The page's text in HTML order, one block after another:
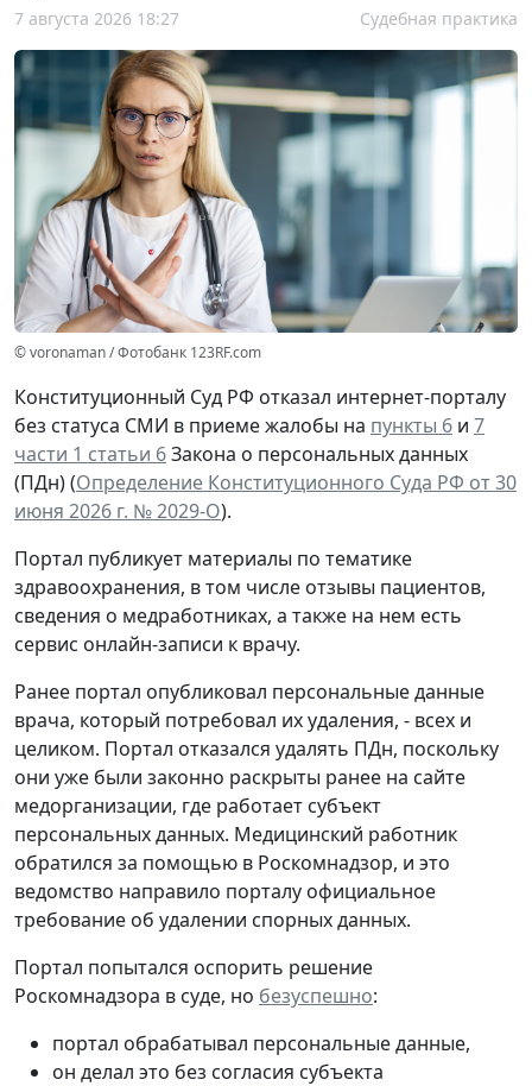
7 августа 2026 18:27 Судебная практика
© voronaman / Фотобанк 123RF.com
Конституционный Суд РФ отказал интернет-порталу
без статуса СМИ в приеме жалобы на пункты 6 и 7
части 1 статьи 6Закона о персональных данных
(ПДн) (Определение Конституционного Суда РФ от 30
июня 2026 г. № 2029-О).
Портал публикует материалы по тематике
здравоохранения, в том числе отзывы пациентов,
сведения о медработниках, а также на нем есть
сервис онлайн-записи к врачу.
Ранее портал опубликовал персональные данные
врача, который потребовал их удаления, - всех и
целиком. Портал отказался удалять ПДн, поскольку
они уже были законно раскрыты ранее на сайте
медорганизации, где работает субъект
персональных данных. Медицинский работник
обратился за помощью в Роскомнадзор, и это
ведомство направило порталу официальное
требование об удалении спорных данных.
Портал попытался оспорить решение
Роскомнадзора в суде, но безуспешно:
портал обрабатывал персональные данные,
он делал это без согласия субъекта